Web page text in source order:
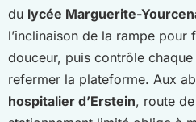
du lycée Marguerite-
l’inclinaison de la rampe pour
douceur, puis contrôle
refermer la plateforme. Aux
hospitalier d’Erstein, route